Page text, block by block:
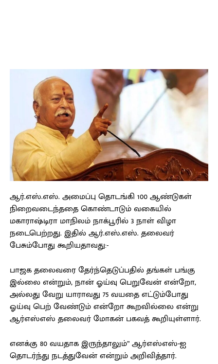
ஆர்.எஸ்.எஸ். அமைப்பு தொடங்கி 100 ஆண்டுகள்
நிறைவடைந்ததை கொண்டாடும் வகையில்
மகாராஷ்டிரா மாநிலம் நாக்பூரில் 3 நாள் விழா
நடைபெற்றது. இதில் ஆர்.எஸ்.எஸ். தலைவர்
பேசும்போது கூறியதாவது:-
பாஜக தலைவரை தேர்ந்தெடுப்பதில் தங்கள் பங்கு
இல்லை என்றும், நான் ஓய்வு பெறுவேன் என்றோ,
அல்லது வேறு யாராவது 75 வயதை எட்டும்போது
ஓய்வு பெற் வேண்டும் என்றோ கூறவில்லை என்று
ஆர்எஸ்எஸ் தலைவர் மோகன் பகவத் கூறியுள்ளார்.
எனக்கு 80 வயதாக இருந்தாலும்” ஆர்எஸ்எஸ்-ஐ
தொடர்ந்து நடத்துவேன் என்றும் அறிவித்தார்.